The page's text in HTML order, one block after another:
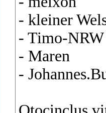
- kleiner
- Timo-NRW
- Maren
-